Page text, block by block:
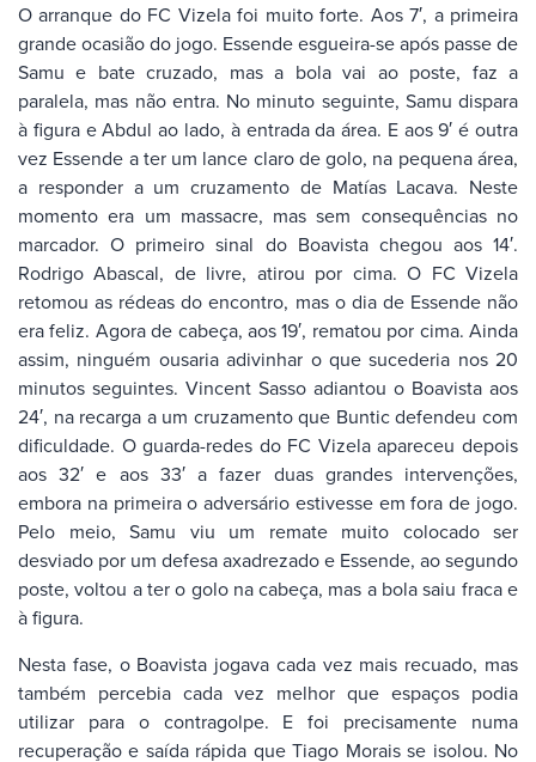
O arranque do FC Vizela foi muito forte. Aos 7′, a primeira
grande ocasião do jogo. Essende esgueira-se após passe de
Samu e bate cruzado, mas a bola vai ao poste, faz a
paralela, mas não entra. No minuto seguinte, Samu dispara
à figura e Abdul ao lado, à entrada da área. E aos 9′ é outra
vez Essende a ter um lance claro de golo, na pequena área,
a responder a um cruzamento de Matías Lacava. Neste
momento era um massacre, mas sem consequências no
marcador. O primeiro sinal do Boavista chegou aos 14′.
Rodrigo Abascal, de livre, atirou por cima. O FC Vizela
retomou as rédeas do encontro, mas o dia de Essende não
era feliz. Agora de cabeça, aos 19′, rematou por cima. Ainda
assim, ninguém ousaria adivinhar o que sucederia nos 20
minutos seguintes. Vincent Sasso adiantou o Boavista aos
24′, na recarga a um cruzamento que Buntic defendeu com
dificuldade. O guarda-redes do FC Vizela apareceu depois
aos 32′ e aos 33′ a fazer duas grandes intervenções,
embora na primeira o adversário estivesse em fora de jogo.
Pelo meio, Samu viu um remate muito colocado ser
desviado por um defesa axadrezado e Essende, ao segundo
poste, voltou a ter o golo na cabeça, mas a bola saiu fraca e
à figura.
Nesta fase, o Boavista jogava cada vez mais recuado, mas
também percebia cada vez melhor que espaços podia
utilizar para o contragolpe. E foi precisamente numa
recuperação e saída rápida que Tiago Morais se isolou. No